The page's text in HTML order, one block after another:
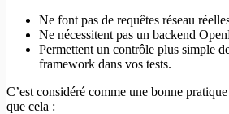
Ne font pas de requêtes réseau
Ne nécessitent pas un backend
Permettent un contrôle plus simple
framework dans vos tests.
C’est considéré comme une bonne
que cela :